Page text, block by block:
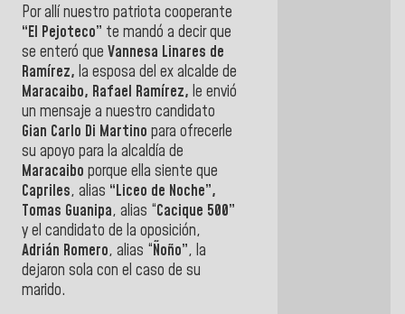
Por allí nuestro patriota cooperante
“El Pejoteco” te mandó a decir que
se enteró que Vannesa Linares de
Ramírez, la esposa del ex alcalde de
Maracaibo, Rafael Ramírez, le envió
un mensaje a nuestro candidato
Gian Carlo Di Martino para ofrecerle
su apoyo para la alcaldía de
Maracaibo porque ella siente que
Capriles, alias “Liceo de Noche”,
Tomas Guanipa, alias “Cacique 500”
y el candidato de la oposición,
Adrián Romero, alias “Ñoño”, la
dejaron sola con el caso de su
marido.